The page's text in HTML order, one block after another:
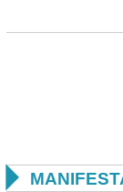
